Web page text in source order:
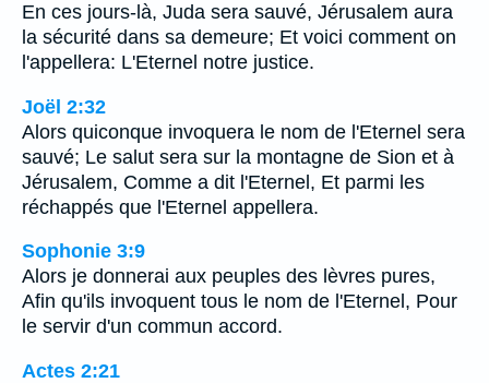
En ces jours-là, Juda sera sauvé, Jérusalem aura
la sécurité dans sa demeure; Et voici comment on
l'appellera: L'Eternel notre justice.
Joël 2:32
Alors quiconque invoquera le nom de l'Eternel sera
sauvé; Le salut sera sur la montagne de Sion et à
Jérusalem, Comme a dit l'Eternel, Et parmi les
réchappés que l'Eternel appellera.
Sophonie 3:9
Alors je donnerai aux peuples des lèvres pures,
Afin qu'ils invoquent tous le nom de l'Eternel, Pour
le servir d'un commun accord.
Actes 2:21